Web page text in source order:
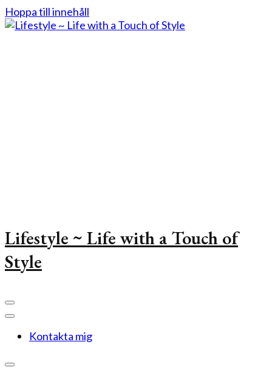
Hoppa till innehåll
Lifestyle ~ Life with a Touch of
Style
Kontakta mig